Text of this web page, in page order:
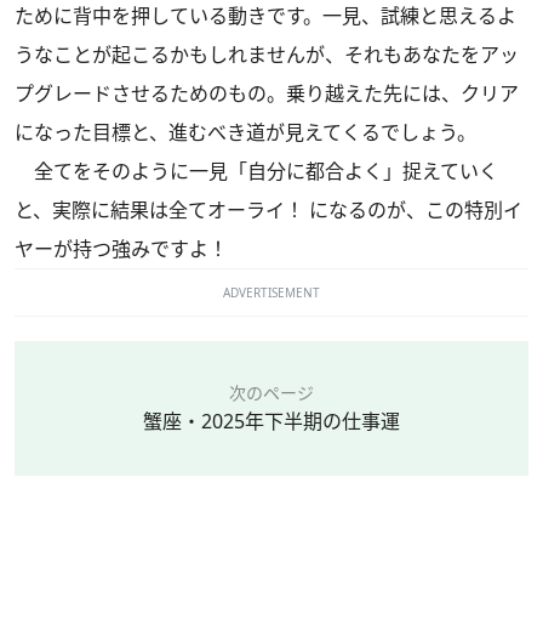
ために背中を押している動きです。一見、試練と思えるよ
うなことが起こるかもしれませんが、それもあなたをアッ
プグレードさせるためのもの。乗り越えた先には、クリア
になった目標と、進むべき道が見えてくるでしょう。
全てをそのように一見「自分に都合よく」捉えていく
と、実際に結果は全てオーライ！ になるのが、この特別イ
ヤーが持つ強みですよ！
ADVERTISEMENT
次のページ
蟹座・2025年下半期の仕事運